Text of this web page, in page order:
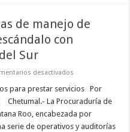
de manejo de
con
Sur
desactivados
auditará
empresas
de
manejo
de
para prestar servicios Por
Chetumal.- La Procuraduría de
Roo, encabezada por
serie de operativos y auditorías